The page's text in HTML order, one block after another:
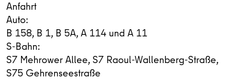
Anfahrt
Auto:
B 158, B 1, B 5A, A 114 und A 11
S-Bahn:
S7 Mehrower Allee, S7 Raoul-Wallenberg-Straße,
S75 Gehrenseestraße